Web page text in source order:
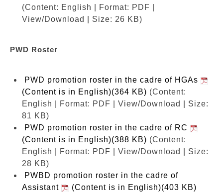
(Content: English | Format: PDF |
View/Download | Size: 26 KB)
PWD Roster
PWD promotion roster in the cadre of HGAs
(Content is in English)(364 KB) (Content:
English | Format: PDF | View/Download | Size:
81 KB)
PWD promotion roster in the cadre of RC
(Content is in English)(388 KB) (Content:
English | Format: PDF | View/Download | Size:
28 KB)
PWBD promotion roster in the cadre of
Assistant
(Content is in English)(403 KB)